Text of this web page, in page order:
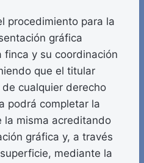
procedimiento para la
gráfica
y su coordinación
que el titular
cualquier derecho
podrá completar la
la misma acreditando
gráfica y, a través
mediante la